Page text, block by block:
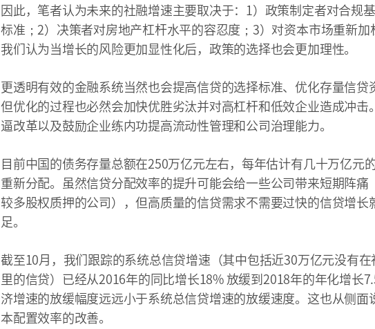
因此，笔者认为未来的社融增速主要取决于：1）政策制定者对合规
标准；2）决策者对房地产杠杆水平的容忍度；3）对资本市场重新加
我们认为当增长的风险更加显性化后，政策的选择也会更加理性。
更透明有效的金融系统当然也会提高信贷的选择标准、优化存量信贷
但优化的过程也必然会加快优胜劣汰并对高杠杆和低效企业造成冲击
逼改革以及鼓励企业练内功提高流动性管理和公司治理能力。
目前中国的债务存量总额在250万亿元左右，每年估计有几十万亿元
重新分配。虽然信贷分配效率的提升可能会给一些公司带来短期阵痛
较多股权质押的公司），但高质量的信贷需求不需要过快的信贷增长
足。
截至10月，我们跟踪的系统总信贷增速（其中包括近30万亿元没有
里的信贷）已经从2016年的同比增长18% 放缓到2018年的年化增长
济增速的放缓幅度远远小于系统总信贷增速的放缓速度。这也从侧面
本配置效率的改善。